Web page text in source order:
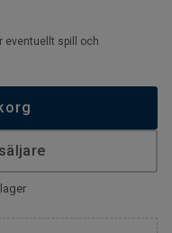
eventuellt spill och